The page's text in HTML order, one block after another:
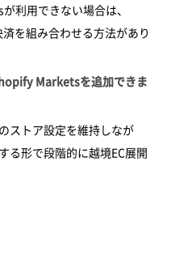
利用できない場合は、
を組み合わせる方法があり
Marketsを追加できま
ストア設定を維持しなが
る形で段階的に越境EC展開